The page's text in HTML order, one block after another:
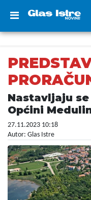
Nastavljaju
Općini
27.11.2023 10:18
Autor: Glas Istre